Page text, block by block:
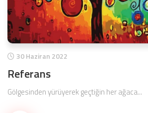
30 Haziran 2022
Referans
Gölgesinden yürüyerek geçtiğin her ağaca...